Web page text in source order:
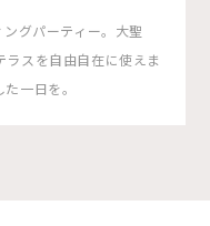
グパーティー。大聖
スを自由自在に使えま
一日を。